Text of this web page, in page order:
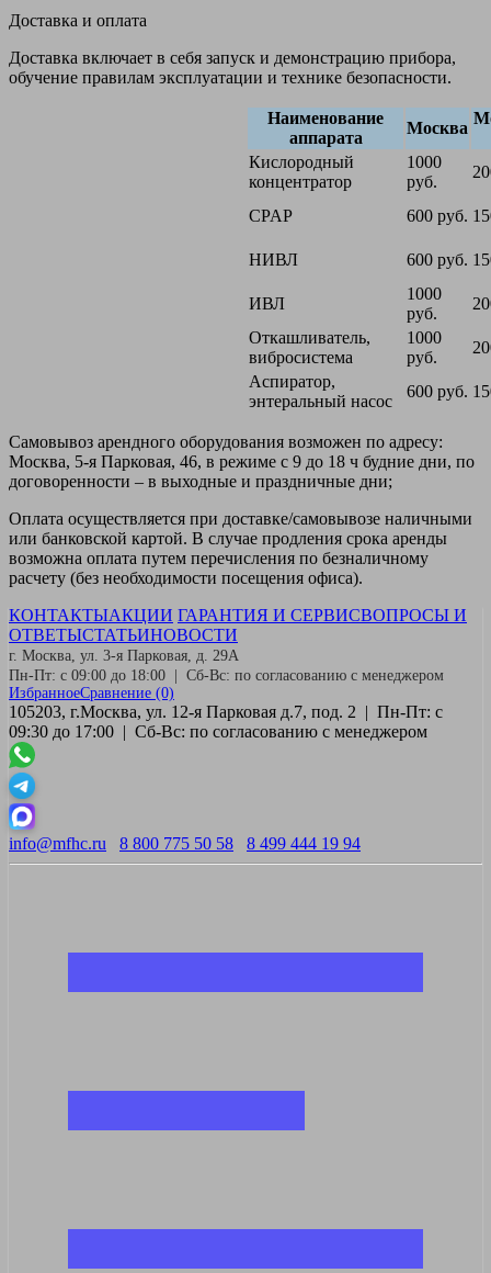
Доставка и оплата
Доставка включает в себя запуск и демонстрацию прибора,
обучение правилам эксплуатации и технике безопасности.
Наименование
аппарата
Москва
Кислородный
концентратор
1000
руб.
CPAP 600 руб.
НИВЛ 600 руб.
ИВЛ
1000
руб.
Откашливатель,
вибросистема
1000
руб.
Аспиратор,
энтеральный насос
600 руб.
Самовывоз арендного оборудования возможен по адресу:
Москва, 5-я Парковая, 46, в режиме с 9 до 18 ч будние дни, по
договоренности – в выходные и праздничные дни;
Оплата осуществляется при доставке/самовывозе наличными
или банковской картой. В случае продления срока аренды
возможна оплата путем перечисления по безналичному
расчету (без необходимости посещения офиса).
КОНТАКТЫАКЦИИ ГАРАНТИЯ И СЕРВИСВОПРОСЫ И
ОТВЕТЫСТАТЬИНОВОСТИ
г. Москва, ул. 3-я Парковая, д. 29А
Пн-Пт: с 09:00 до 18:00 | Сб-Вс: по согласованию с менеджером
ИзбранноеСравнение (0)
105203, г.Москва, ул. 12-я Парковая д.7, под. 2 | Пн-Пт: с
09:30 до 17:00 | Сб-Вс: по согласованию с менеджером
info@mfhc.ru 8 800 775 50 58 8 499 444 19 94